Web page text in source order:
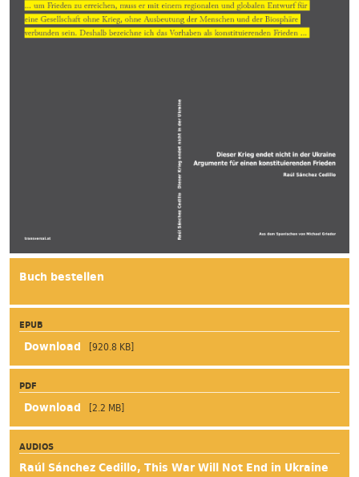
Buch bestellen
EPUB
[920.8 KB]
PDF
[2.2 MB]
AUDIOS
Raúl Sánchez Cedillo, This War Will Not End in Ukraine